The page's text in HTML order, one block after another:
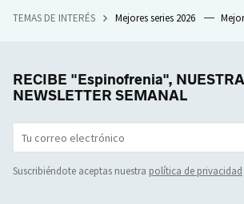
TEMAS DE INTERÉS Mejores series 2026
RECIBE "Espinofrenia", NUESTRA
NEWSLETTER SEMANAL
Suscribiéndote aceptas nuestra política de privacidad